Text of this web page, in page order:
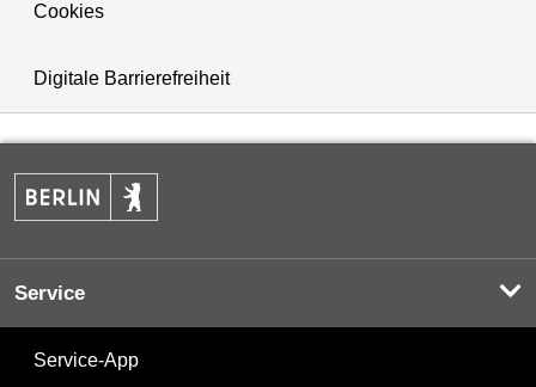
Cookies
Digitale Barrierefreiheit
Service
Service-App